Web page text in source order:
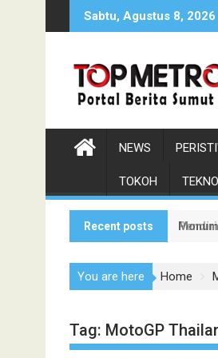
Sabtu, Agustus 8, 2026
NEWS
TOKOH TEKNO
Recent posts
You are here Home
Tag: MotoGP